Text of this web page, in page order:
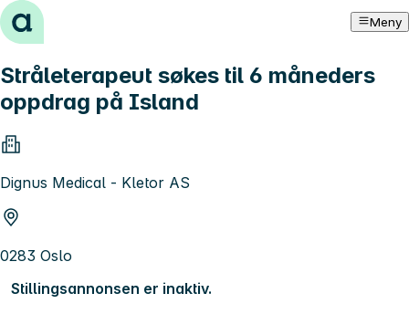
Hopp til innhold Meny
Stråleterapeut søkes til 6 måneders
oppdrag på Island
Dignus Medical - Kletor AS
0283 Oslo
Stillingsannonsen er inaktiv.